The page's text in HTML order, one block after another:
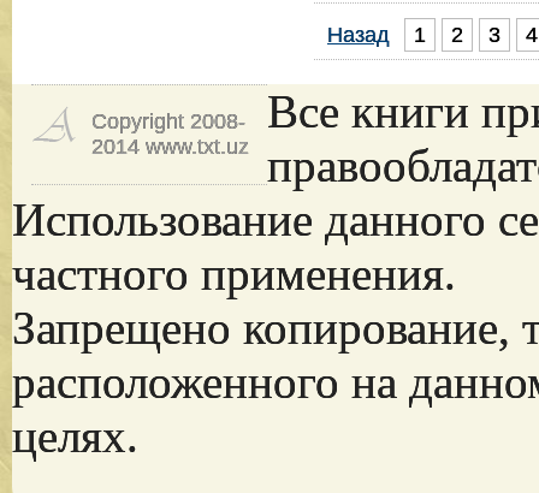
Назад
1 2 3 4
Copyright 2008-
2014 www.txt.uz
Все книги
Использование данного
частного применения.
Запрещено копирование,
расположенного на
целях.